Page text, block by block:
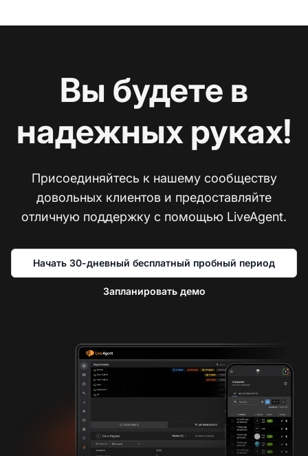
Вы будете в
надежных руках!
Присоединяйтесь к нашему сообществу
довольных клиентов и предоставляйте
отличную поддержку с помощью LiveAgent.
Начать 30-дневный бесплатный пробный период
Запланировать демо